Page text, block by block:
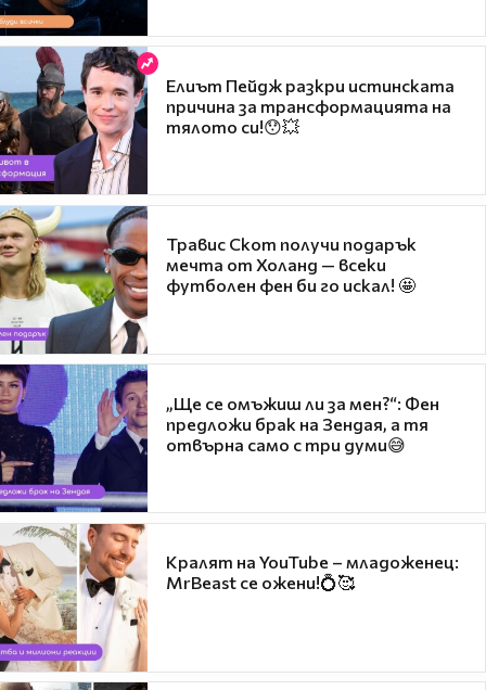
Елиът Пейдж разкри истинската
причина за трансформацията на
тялото си!😯💥
Травис Скот получи подарък
мечта от Холанд — всеки
футболен фен би го искал! 🤩
„Ще се омъжиш ли за мен?“: Фен
предложи брак на Зендая, а тя
отвърна само с три думи😅
Кралят на YouTube – младоженец:
MrBeast се ожени!💍🥰